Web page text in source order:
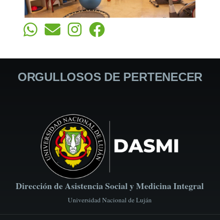
ORGULLOSOS DE PERTENECER
Dirección de Asistencia Social y Medicina Integral
Universidad Nacional de Luján